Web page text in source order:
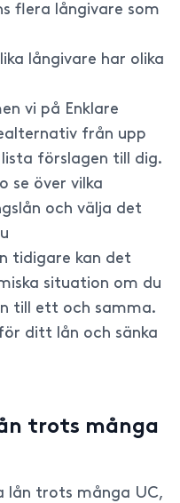
flera långivare som
långivare har olika
vi på Enklare
från upp
förslagen till dig.
se över vilka
och välja det
tidigare kan det
situation om du
till ett och samma.
ditt lån och sänka
trots många
lån trots många UC,